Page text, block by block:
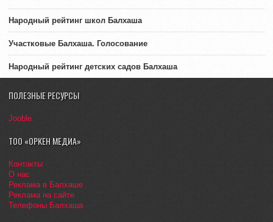
Народный рейтинг школ Балхаша
Участковые Балхаша. Голосование
Народный рейтинг детских садов Балхаша
ПОЛЕЗНЫЕ РЕСУРСЫ
Jooble
ТОО «ОРКЕН МЕДИА»
Контакты
О нас
Реклама в Балхаше
Реклама на сайте
Телефоны Балхаша